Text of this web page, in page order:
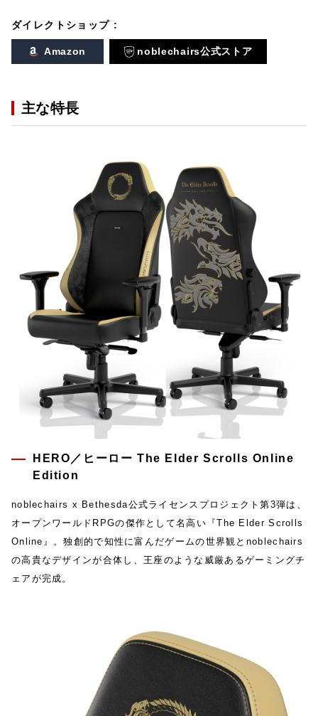
ダイレクトショップ :
Amazon noblechairs公式ストア
主な特長
HERO／ヒーロー The Elder Scrolls Online
Edition
noblechairs x Bethesda公式ライセンスプロジェクト第3弾は、
オープンワールドRPGの傑作として名高い『The Elder Scrolls
Online』。独創的で知性に富んだゲームの世界観とnoblechairs
の高貴なデザインが合体し、王座のような威厳あるゲーミングチ
ェアが完成。